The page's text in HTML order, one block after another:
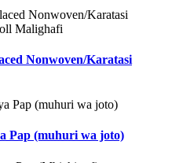
Nonwoven/Karatasi
Pap (muhuri wa joto)